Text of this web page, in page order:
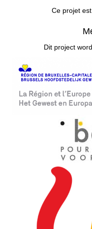
Ce projet
Dit project